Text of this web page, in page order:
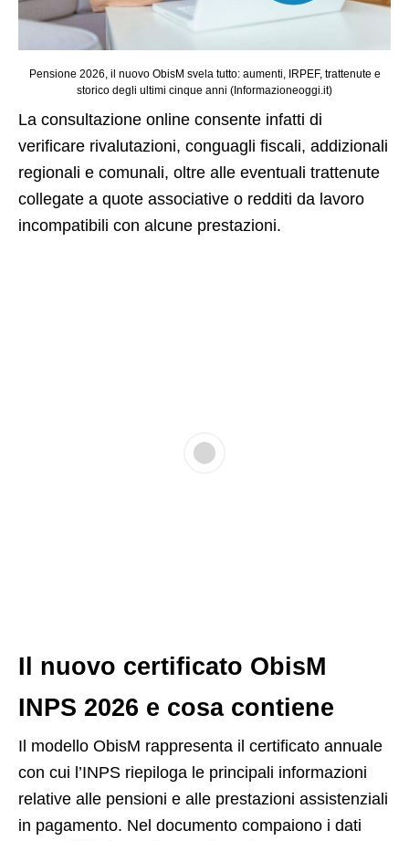
Pensione 2026, il nuovo ObisM svela tutto: aumenti, IRPEF, trattenute e
storico degli ultimi cinque anni (Informazioneoggi.it)
La consultazione online consente infatti di
verificare rivalutazioni, conguagli fiscali, addizionali
regionali e comunali, oltre alle eventuali trattenute
collegate a quote associative o redditi da lavoro
incompatibili con alcune prestazioni.
Il nuovo certificato ObisM
INPS 2026 e cosa contiene
Il modello ObisM rappresenta il certificato annuale
con cui l’INPS riepiloga le principali informazioni
relative alle pensioni e alle prestazioni assistenziali
in pagamento. Nel documento compaiono i dati